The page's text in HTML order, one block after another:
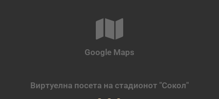
Google Maps
Виртуелна посета на стадионот "Сокол"